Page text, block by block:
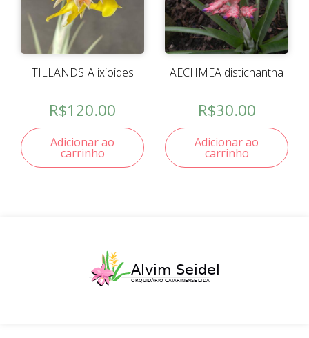
TILLANDSIA ixioides
R$120.00
Adicionar ao
carrinho
AECHMEA distichantha
R$30.00
Adicionar ao
carrinho